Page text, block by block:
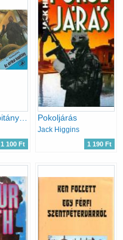
1 100 Ft
Pokoljárás
Jack Higgins
1 190 Ft